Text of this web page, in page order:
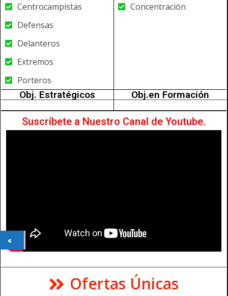
Centrocampistas
Defensas
Delanteros
Extremos
Porteros
Concentración
Obj. Estratégicos Obj.en Formación
Suscríbete a Nuestro Canal de Youtube.
Ofertas Únicas